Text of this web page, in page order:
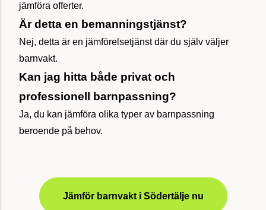
jämföra offerter.
Är detta en bemanningstjänst?
Nej, detta är en jämförelsetjänst där du själv väljer
barnvakt.
Kan jag hitta både privat och
professionell barnpassning?
Ja, du kan jämföra olika typer av barnpassning
beroende på behov.
Jämför barnvakt i Södertälje nu